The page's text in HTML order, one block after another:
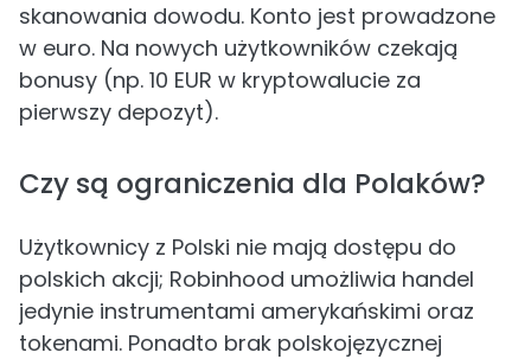
skanowania dowodu. Konto jest prowadzone
w euro. Na nowych użytkowników czekają
bonusy (np. 10 EUR w kryptowalucie za
pierwszy depozyt).
Czy są ograniczenia dla Polaków?
Użytkownicy z Polski nie mają dostępu do
polskich akcji; Robinhood umożliwia handel
jedynie instrumentami amerykańskimi oraz
tokenami. Ponadto brak polskojęzycznej